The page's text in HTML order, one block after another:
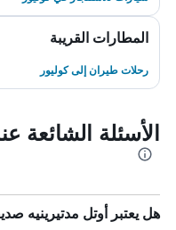
المطارات القريبة
رحلات طيران إلى كوليور
الأسئلة الشائعة
هل يعتبر أوتل مدتيرينيه